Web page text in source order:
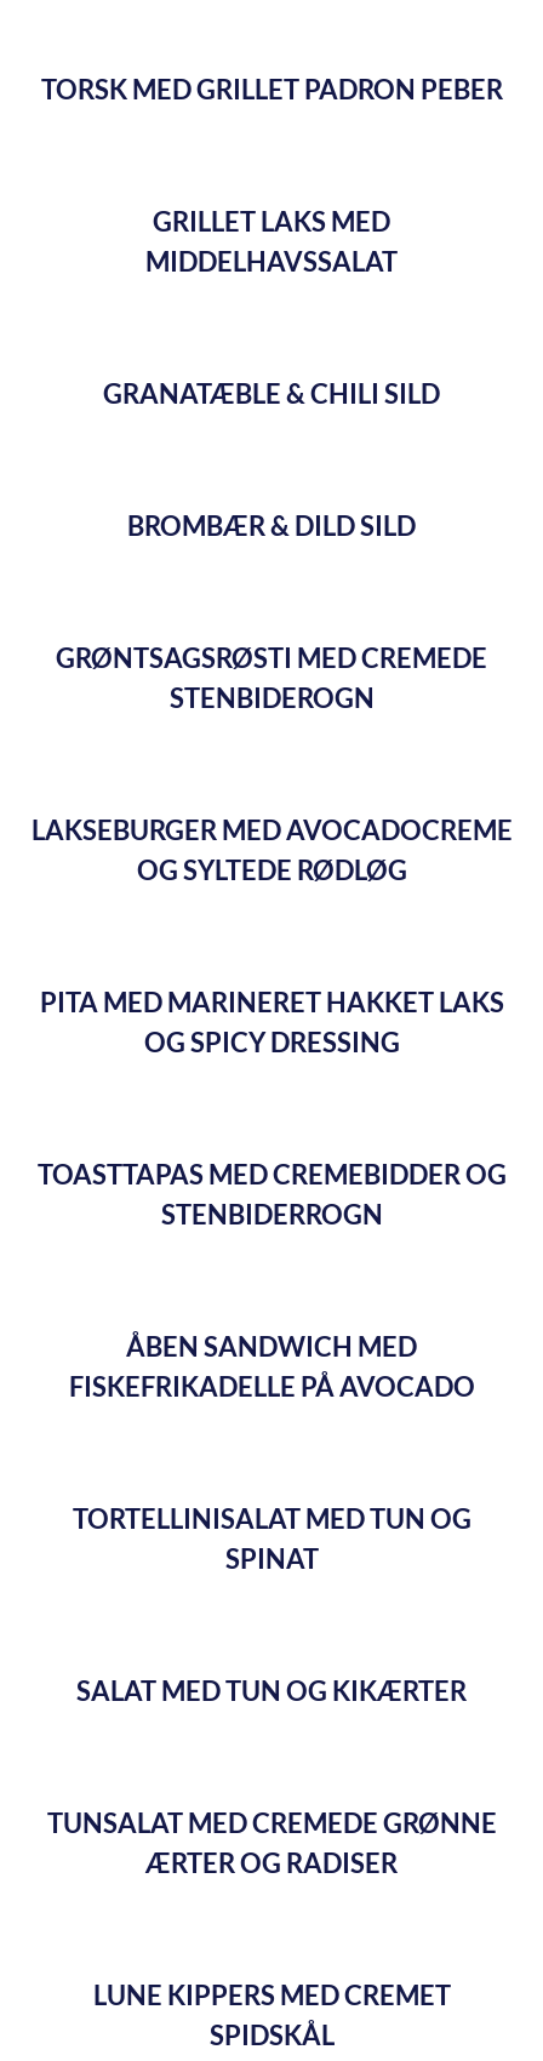
TORSK MED GRILLET PADRON PEBER
GRILLET LAKS MED
MIDDELHAVSSALAT
GRANATÆBLE & CHILI SILD
BROMBÆR & DILD SILD
GRØNTSAGSRØSTI MED CREMEDE
STENBIDEROGN
LAKSEBURGER MED AVOCADOCREME
OG SYLTEDE RØDLØG
PITA MED MARINERET HAKKET LAKS
OG SPICY DRESSING
TOASTTAPAS MED CREMEBIDDER OG
STENBIDERROGN
ÅBEN SANDWICH MED
FISKEFRIKADELLE PÅ AVOCADO
TORTELLINISALAT MED TUN OG
SPINAT
SALAT MED TUN OG KIKÆRTER
TUNSALAT MED CREMEDE GRØNNE
ÆRTER OG RADISER
LUNE KIPPERS MED CREMET
SPIDSKÅL